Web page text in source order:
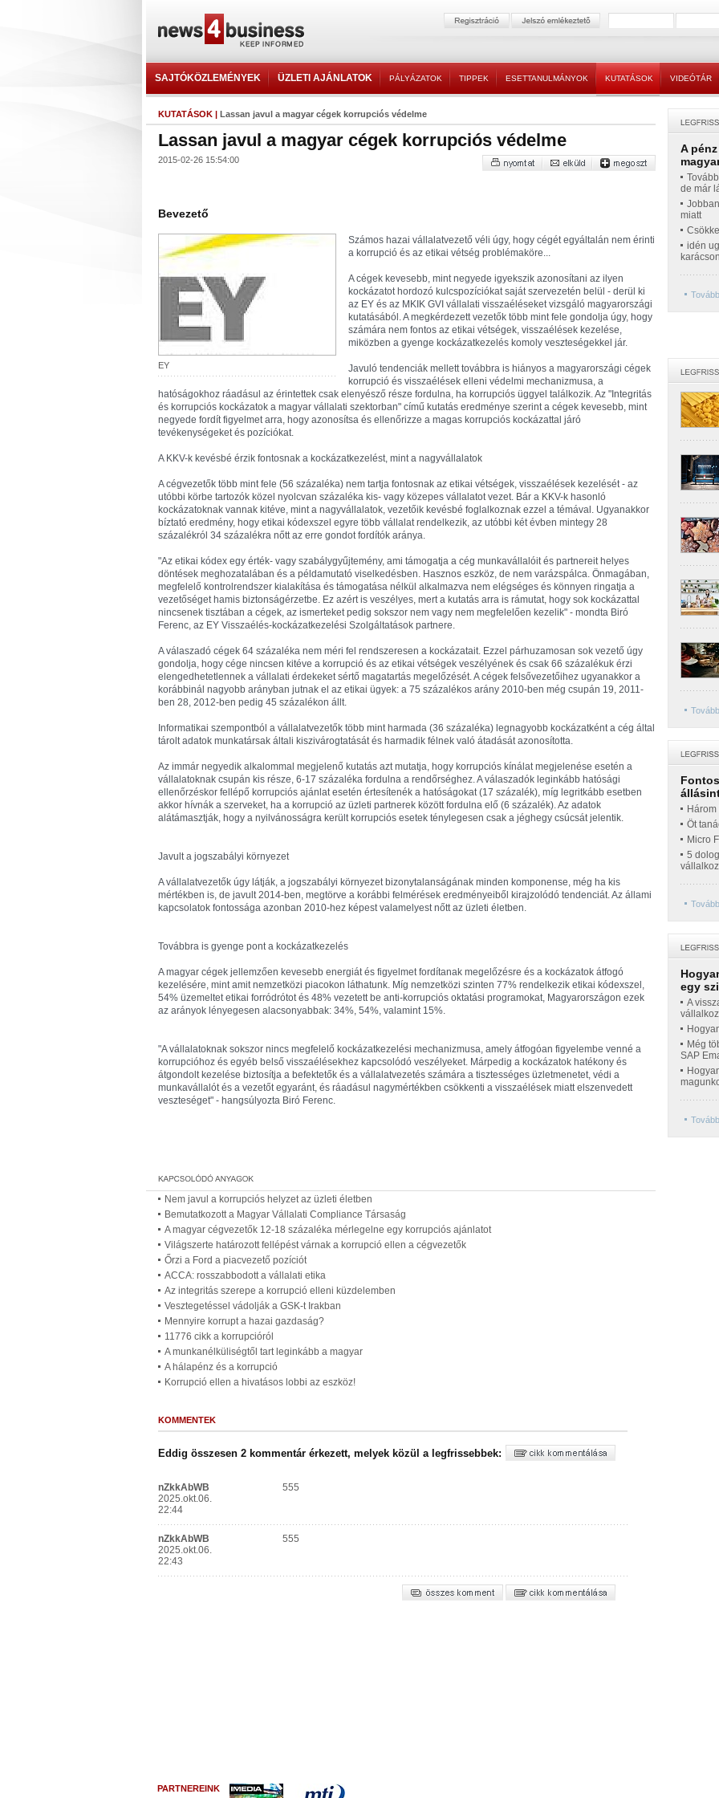
SAJTÓKÖZLEMÉNYEK ÜZLETI AJÁNLATOK PÁLYÁZATOK TIPPEK ESETTANULMÁNYOK KUTATÁSOK VIDEÓTÁR
KUTATÁSOK | Lassan javul a magyar cégek korrupciós védelme
Lassan javul a magyar cégek korrupciós védelme
2015-02-26 15:54:00
Bevezető
EY
Számos hazai vállalatvezető véli úgy, hogy cégét egyáltalán nem érinti
a korrupció és az etikai vétség problémaköre...
A cégek kevesebb, mint negyede igyekszik azonosítani az ilyen
kockázatot hordozó kulcspozíciókat saját szervezetén belül - derül ki
az EY és az MKIK GVI vállalati visszaéléseket vizsgáló magyarországi
kutatásából. A megkérdezett vezetők több mint fele gondolja úgy, hogy
számára nem fontos az etikai vétségek, visszaélések kezelése,
miközben a gyenge kockázatkezelés komoly veszteségekkel jár.
Javuló tendenciák mellett továbbra is hiányos a magyarországi cégek
korrupció és visszaélések elleni védelmi mechanizmusa, a
hatóságokhoz ráadásul az érintettek csak elenyésző része fordulna, ha korrupciós üggyel találkozik. Az "Integritás
és korrupciós kockázatok a magyar vállalati szektorban" című kutatás eredménye szerint a cégek kevesebb, mint
negyede fordít figyelmet arra, hogy azonosítsa és ellenőrizze a magas korrupciós kockázattal járó
tevékenységeket és pozíciókat.
A KKV-k kevésbé érzik fontosnak a kockázatkezelést, mint a nagyvállalatok
A cégvezetők több mint fele (56 százaléka) nem tartja fontosnak az etikai vétségek, visszaélések kezelését - az
utóbbi körbe tartozók közel nyolcvan százaléka kis- vagy közepes vállalatot vezet. Bár a KKV-k hasonló
kockázatoknak vannak kitéve, mint a nagyvállalatok, vezetőik kevésbé foglalkoznak ezzel a témával. Ugyanakkor
bíztató eredmény, hogy etikai kódexszel egyre több vállalat rendelkezik, az utóbbi két évben mintegy 28
százalékról 34 százalékra nőtt az erre gondot fordítók aránya.
"Az etikai kódex egy érték- vagy szabálygyűjtemény, ami támogatja a cég munkavállalóit és partnereit helyes
döntések meghozatalában és a példamutató viselkedésben. Hasznos eszköz, de nem varázspálca. Önmagában,
megfelelő kontrolrendszer kialakítása és támogatása nélkül alkalmazva nem elégséges és könnyen ringatja a
vezetőséget hamis biztonságérzetbe. Ez azért is veszélyes, mert a kutatás arra is rámutat, hogy sok kockázattal
nincsenek tisztában a cégek, az ismerteket pedig sokszor nem vagy nem megfelelően kezelik" - mondta Biró
Ferenc, az EY Visszaélés-kockázatkezelési Szolgáltatások partnere.
A válaszadó cégek 64 százaléka nem méri fel rendszeresen a kockázatait. Ezzel párhuzamosan sok vezető úgy
gondolja, hogy cége nincsen kitéve a korrupció és az etikai vétségek veszélyének és csak 66 százalékuk érzi
elengedhetetlennek a vállalati érdekeket sértő magatartás megelőzését. A cégek felsővezetőihez ugyanakkor a
korábbinál nagyobb arányban jutnak el az etikai ügyek: a 75 százalékos arány 2010-ben még csupán 19, 2011-
ben 28, 2012-ben pedig 45 százalékon állt.
Informatikai szempontból a vállalatvezetők több mint harmada (36 százaléka) legnagyobb kockázatként a cég által
tárolt adatok munkatársak általi kiszivárogtatását és harmadik félnek való átadását azonosította.
Az immár negyedik alkalommal megjelenő kutatás azt mutatja, hogy korrupciós kínálat megjelenése esetén a
vállalatoknak csupán kis része, 6-17 százaléka fordulna a rendőrséghez. A válaszadók leginkább hatósági
ellenőrzéskor fellépő korrupciós ajánlat esetén értesítenék a hatóságokat (17 százalék), míg legritkább esetben
akkor hívnák a szerveket, ha a korrupció az üzleti partnerek között fordulna elő (6 százalék). Az adatok
alátámasztják, hogy a nyilvánosságra került korrupciós esetek ténylegesen csak a jéghegy csúcsát jelentik.
Javult a jogszabályi környezet
A vállalatvezetők úgy látják, a jogszabályi környezet bizonytalanságának minden komponense, még ha kis
mértékben is, de javult 2014-ben, megtörve a korábbi felmérések eredményeiből kirajzolódó tendenciát. Az állami
kapcsolatok fontossága azonban 2010-hez képest valamelyest nőtt az üzleti életben.
Továbbra is gyenge pont a kockázatkezelés
A magyar cégek jellemzően kevesebb energiát és figyelmet fordítanak megelőzésre és a kockázatok átfogó
kezelésére, mint amit nemzetközi piacokon láthatunk. Míg nemzetközi szinten 77% rendelkezik etikai kódexszel,
54% üzemeltet etikai forródrótot és 48% vezetett be anti-korrupciós oktatási programokat, Magyarországon ezek
az arányok lényegesen alacsonyabbak: 34%, 54%, valamint 15%.
"A vállalatoknak sokszor nincs megfelelő kockázatkezelési mechanizmusa, amely átfogóan figyelembe venné a
korrupcióhoz és egyéb belső visszaélésekhez kapcsolódó veszélyeket. Márpedig a kockázatok hatékony és
átgondolt kezelése biztosítja a befektetők és a vállalatvezetés számára a tisztességes üzletmenetet, védi a
munkavállalót és a vezetőt egyaránt, és ráadásul nagymértékben csökkenti a visszaélések miatt elszenvedett
veszteséget" - hangsúlyozta Biró Ferenc.
Nem javul a korrupciós helyzet az üzleti életben
Bemutatkozott a Magyar Vállalati Compliance Társaság
A magyar cégvezetők 12-18 százaléka mérlegelne egy korrupciós ajánlatot
Világszerte határozott fellépést várnak a korrupció ellen a cégvezetők
Őrzi a Ford a piacvezető pozíciót
ACCA: rosszabbodott a vállalati etika
Az integritás szerepe a korrupció elleni küzdelemben
Vesztegetéssel vádolják a GSK-t Irakban
Mennyire korrupt a hazai gazdaság?
11776 cikk a korrupcióról
A munkanélküliségtől tart leginkább a magyar
A hálapénz és a korrupció
Korrupció ellen a hivatásos lobbi az eszköz!
A
de már
miatt
idén
Öt
Micro
5
egy
A
Még
SAP
PARTNEREINK